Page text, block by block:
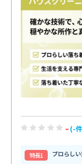
- (-
特⻑1
プロらし